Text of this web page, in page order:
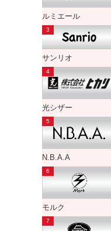
ルミエール
サンリオ
光シザー
N.B.A.A
モルク